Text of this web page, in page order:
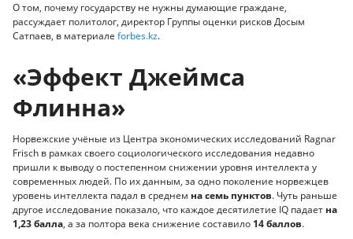
О том, почему государству не нужны думающие граждане,
рассуждает политолог, директор Группы оценки рисков Досым
Сатпаев, в материале forbes.kz.
«Эффект Джеймса
Флинна»
Норвежские учёные из Центра экономических исследований Ragnar
Frisch в рамках своего социологического исследования недавно
пришли к выводу о постепенном снижении уровня интеллекта у
современных людей. По их данным, за одно поколение норвежцев
уровень интеллекта падал в среднем на семь пунктов. Чуть раньше
другое исследование показало, что каждое десятилетие IQ падает на
1,23 балла, а за полтора века снижение составило 14 баллов.